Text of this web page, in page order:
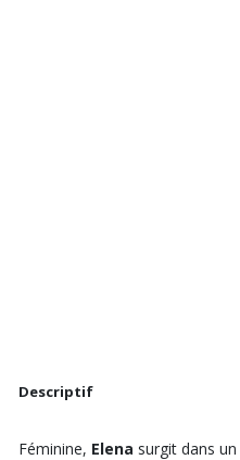
Descriptif
Féminine, Elena surgit dans